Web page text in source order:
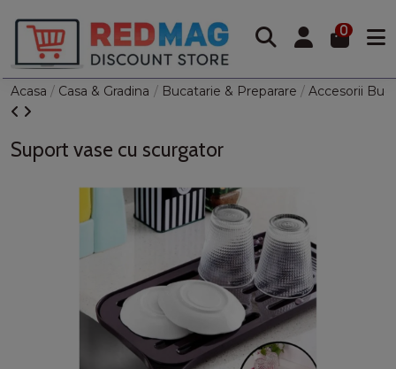
0
Acasa Casa & Gradina Bucatarie & Preparare Accesorii
Suport vase cu scurgator